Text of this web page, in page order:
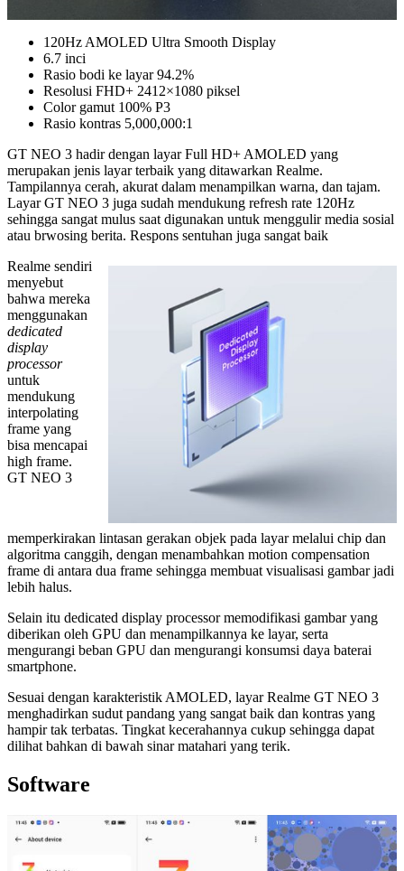
120Hz AMOLED Ultra Smooth Display
6.7 inci
Rasio bodi ke layar 94.2%
Resolusi FHD+ 2412×1080 piksel
Color gamut 100% P3
Rasio kontras 5,000,000:1
GT NEO 3 hadir dengan layar Full HD+ AMOLED yang
merupakan jenis layar terbaik yang ditawarkan Realme.
Tampilannya cerah, akurat dalam menampilkan warna, dan tajam.
Layar GT NEO 3 juga sudah mendukung refresh rate 120Hz
sehingga sangat mulus saat digunakan untuk menggulir media sosial
atau brwosing berita. Respons sentuhan juga sangat baik
Realme sendiri
menyebut
bahwa mereka
menggunakan
dedicated
display
processor
untuk
mendukung
interpolating
frame yang
bisa mencapai
high frame.
GT NEO 3
memperkirakan lintasan gerakan objek pada layar melalui chip dan
algoritma canggih, dengan menambahkan motion compensation
frame di antara dua frame sehingga membuat visualisasi gambar jadi
lebih halus.
Selain itu dedicated display processor memodifikasi gambar yang
diberikan oleh GPU dan menampilkannya ke layar, serta
mengurangi beban GPU dan mengurangi konsumsi daya baterai
smartphone.
Sesuai dengan karakteristik AMOLED, layar Realme GT NEO 3
menghadirkan sudut pandang yang sangat baik dan kontras yang
hampir tak terbatas. Tingkat kecerahannya cukup sehingga dapat
dilihat bahkan di bawah sinar matahari yang terik.
Software